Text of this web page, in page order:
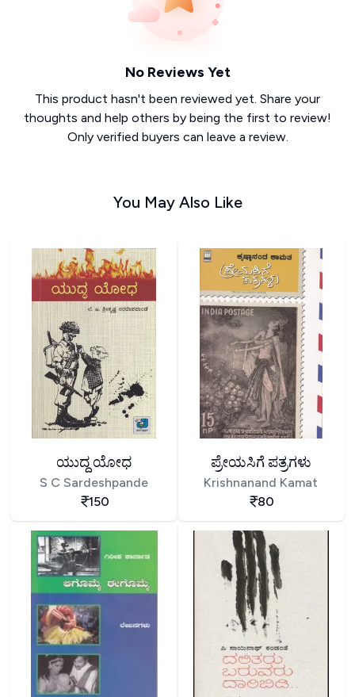
No Reviews Yet
This product hasn't been reviewed yet. Share your
thoughts and help others by being the first to review!
Only verified buyers can leave a review.
You May Also Like
ಯುದ್ದ ಯೋಧ
S C Sardeshpande
150
ಪ್ರೇಯಸಿಗೆ ಪತ್ರಗಳು
Krishnanand Kamat
80